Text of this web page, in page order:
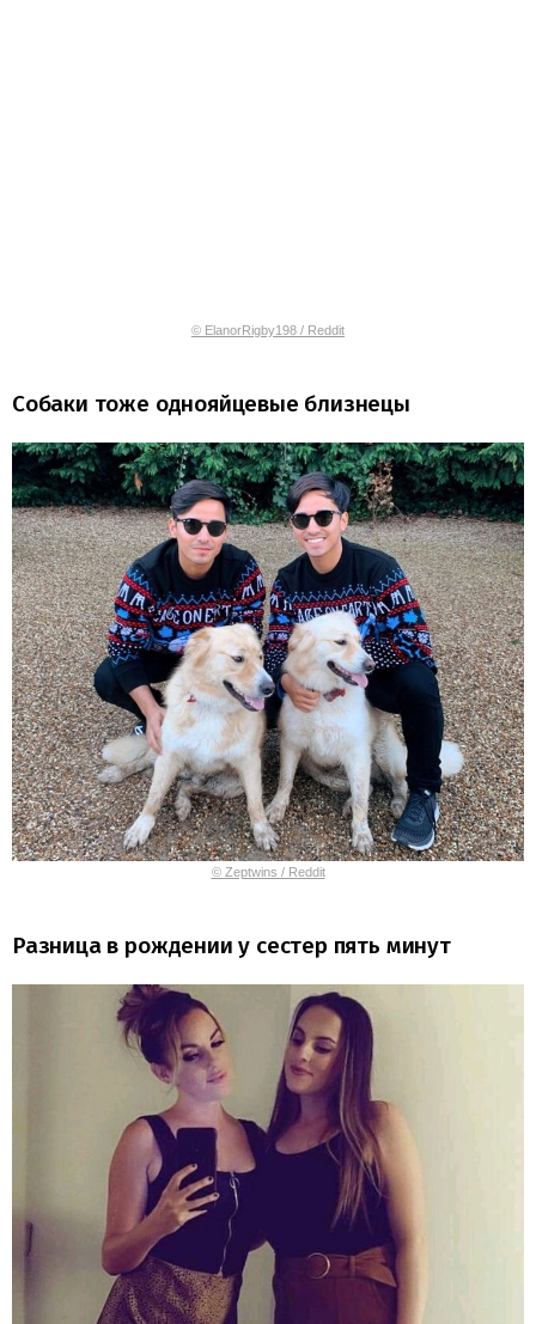
© ElanorRigby198 / Reddit
Собаки тоже однояйцевые близнецы
© Zeptwins / Reddit
Разница в рождении у сестер пять минут